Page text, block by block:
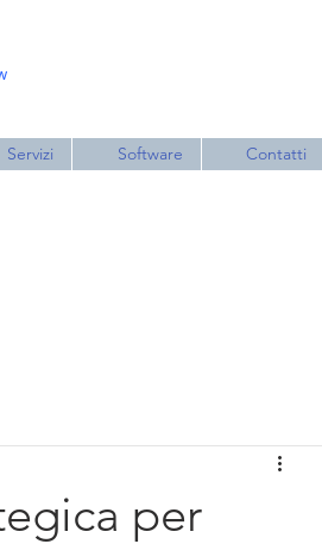
Servizi Software Contatti
per